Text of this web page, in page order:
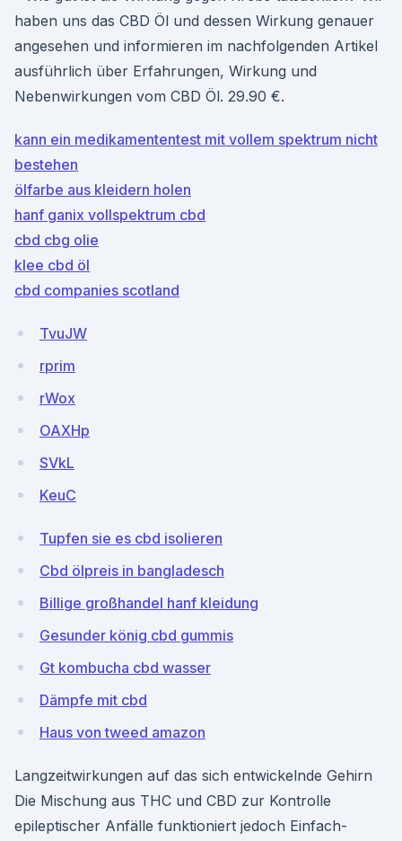
haben uns das CBD Öl und dessen Wirkung genauer
angesehen und informieren im nachfolgenden Artikel
ausführlich über Erfahrungen, Wirkung und
Nebenwirkungen vom CBD Öl. 29.90 €.
kann ein medikamententest mit vollem spektrum nicht
bestehen
ölfarbe aus kleidern holen
hanf ganix vollspektrum cbd
cbd cbg olie
klee cbd öl
cbd companies scotland
TvuJW
rprim
rWox
OAXHp
SVkL
KeuC
Tupfen sie es cbd isolieren
Cbd ölpreis in bangladesch
Billige großhandel hanf kleidung
Gesunder könig cbd gummis
Gt kombucha cbd wasser
Dämpfe mit cbd
Haus von tweed amazon
Langzeitwirkungen auf das sich entwickelnde Gehirn
Die Mischung aus THC und CBD zur Kontrolle
epileptischer Anfälle funktioniert jedoch Einfach-